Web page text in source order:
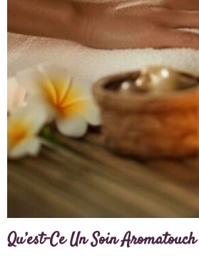
Qu’est-Ce Un Soin